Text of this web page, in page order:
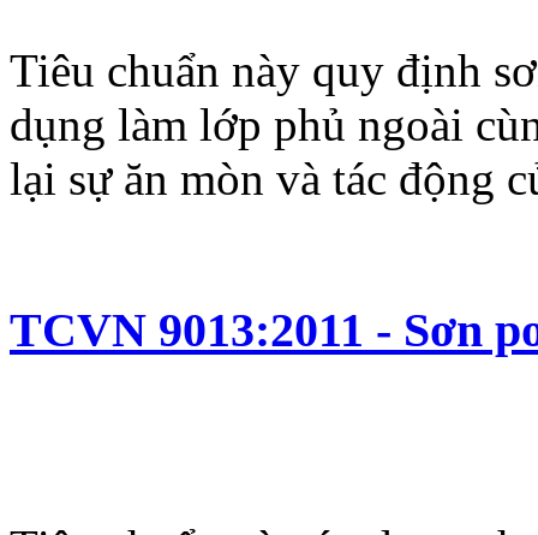
Tiêu chuẩn này quy định
dụng làm lớp phủ ngoài
lại sự ăn mòn và tác động
TCVN 9013:2011 - Sơn